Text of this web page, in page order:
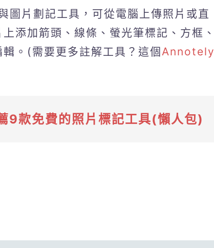
片劃記工具，可從電腦上傳照片或直
添加箭頭、線條、螢光筆標記、方框、
。(需要更多註解工具？這個Annotely
9款免費的照片標記工具(懶人包)